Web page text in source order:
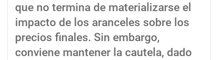
que no termina de materializarse el
impacto de los aranceles sobre los
precios finales. Sin embargo,
conviene mantener la cautela, dado